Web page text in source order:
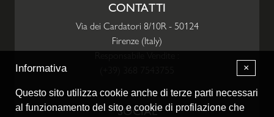
CONTATTI
Via dei Cardatori 8/10R- 50124
Firenze (Italy)
SOCIAL
×
Informativa
Questo sito utilizza cookie anche di terze parti necessari
al funzionamento del sito e cookie di profilazione che